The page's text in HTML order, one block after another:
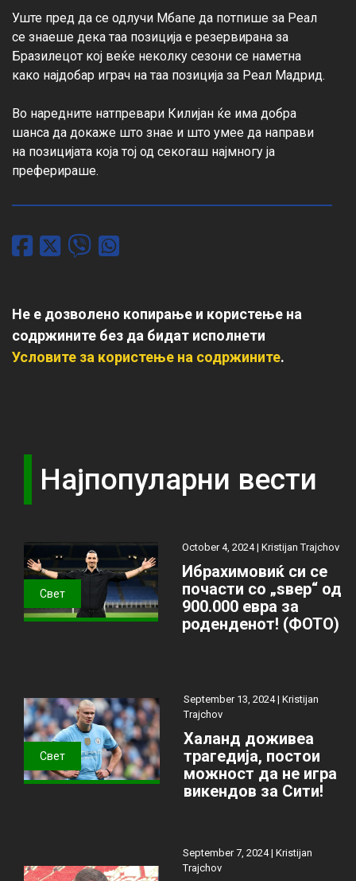
Уште пред да се одлучи Мбапе да потпише за Реал
се знаеше дека таа позиција е резервирана за
Бразилецот кој веќе неколку сезони се наметна
како најдобар играч на таа позиција за Реал Мадрид.
Во наредните натпревари Килијан ќе има добра
шанса да докаже што знае и што умее да направи
на позицијата која тој од секогаш најмногу ја
преферираше.
Не е дозволено копирање и користење на
содржините без да бидат исполнети
Условите за користење на содржините.
Најпопуларни вести
Свет
October 4, 2024 |Kristijan Trajchov
Ибрахимовиќ си се
почасти со „ѕвер“ од
900.000 евра за
роденденот! (ФОТО)
Свет
September 13, 2024 | Kristijan
Trajchov
Халанд доживеа
трагедија, постои
можност да не игра
викендов за Сити!
September 7, 2024 | Kristijan
Trajchov